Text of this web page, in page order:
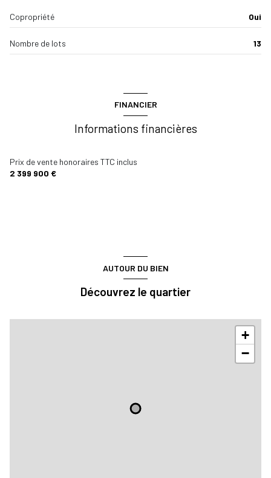
Copropriété Oui
Nombre de lots 13
FINANCIER
Informations financières
Prix de vente honoraires TTC inclus
2 399 900 €
AUTOUR DU BIEN
Découvrez le quartier
+
−